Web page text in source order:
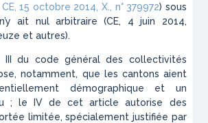
CE, 15 octobre 2014, X. , n° 379972) sous
ait nul arbitraire (CE, 4 juin 2014,
et autres).
III du code général des collectivités
notamment, que les cantons aient
démographique et un
; le IV de cet article autorise des
limitée, spécialement justifiée par